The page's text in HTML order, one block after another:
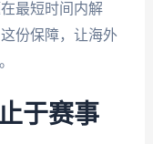
最短时间内解
份保障，让海外
于赛事